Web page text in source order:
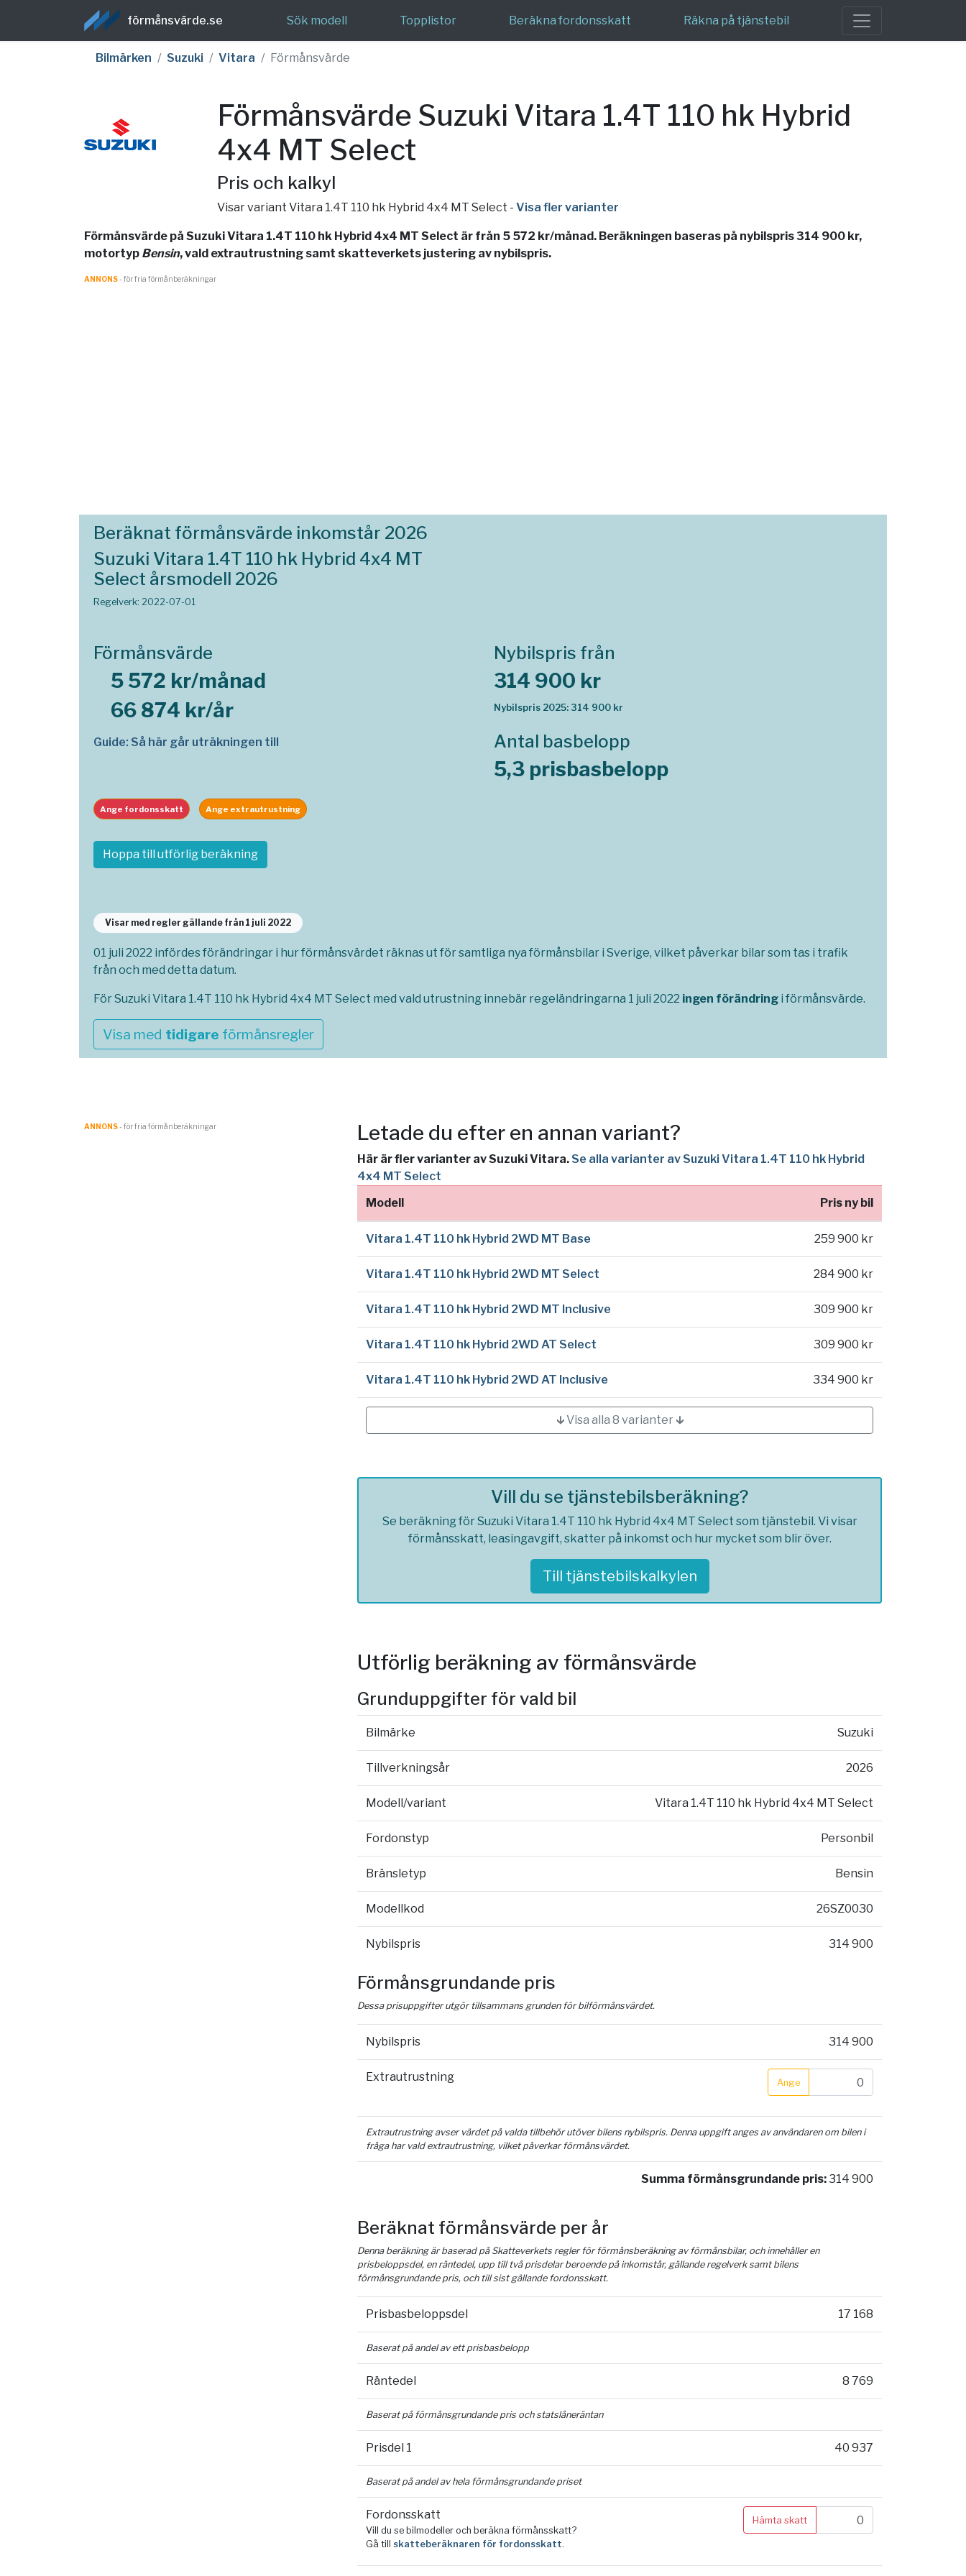
förmånsvärde.se Sök modell Topplistor Beräkna fordonsskatt Räkna på tjänstebil
Bilmärken Suzuki Vitara Förmånsvärde
Förmånsvärde Suzuki Vitara 1.4T 110 hk Hybrid
4x4 MT Select
Pris och kalkyl
Visar variant Vitara 1.4T 110 hk Hybrid 4x4 MT Select - Visa fler varianter
Förmånsvärde på Suzuki Vitara 1.4T 110 hk Hybrid 4x4 MT Select är från 5 572 kr/månad. Beräkningen baseras på nybilspris 314 900 kr,
motortyp Bensin, vald extrautrustning samt skatteverkets justering av nybilspris.
ANNONS- för fria förmånberäkningar
Beräknat förmånsvärde inkomstår 2026
Suzuki Vitara 1.4T 110 hk Hybrid 4x4 MT
Select årsmodell 2026
Regelverk: 2022-07-01
Förmånsvärde
5 572 kr/månad
66 874 kr/år
Guide: Så här går uträkningen till
Nybilspris från
314 900 kr
Nybilspris 2025: 314 900 kr
Antal basbelopp
5,3 prisbasbelopp
Ange fordonsskatt Ange extrautrustning
Hoppa till utförlig beräkning
Visar med regler gällande från 1 juli 2022
01 juli 2022 infördes förändringar i hur förmånsvärdet räknas ut för samtliga nya förmånsbilar i Sverige, vilket påverkar bilar som tas i trafik
från och med detta datum.
För Suzuki Vitara 1.4T 110 hk Hybrid 4x4 MT Select med vald utrustning innebär regeländringarna 1 juli 2022 ingen förändring i förmånsvärde.
Visa med tidigare förmånsregler
ANNONS- för fria förmånberäkningar Letade du efter en annan variant?
Här är fler varianter av Suzuki Vitara. Se alla varianter av Suzuki Vitara 1.4T 110 hk Hybrid
4x4 MT Select
Modell
Pris ny bil
Vitara 1.4T 110 hk Hybrid 2WD MT Base 259 900 kr
Vitara 1.4T 110 hk Hybrid 2WD MT Select 284 900 kr
Vitara 1.4T 110 hk Hybrid 2WD MT Inclusive 309 900 kr
Vitara 1.4T 110 hk Hybrid 2WD AT Select 309 900 kr
Vitara 1.4T 110 hk Hybrid 2WD AT Inclusive 334 900 kr
🡳 Visa alla 8 varianter 🡳
Vill du se tjänstebilsberäkning?
Se beräkning för Suzuki Vitara 1.4T 110 hk Hybrid 4x4 MT Select som tjänstebil. Vi visar
förmånsskatt, leasingavgift, skatter på inkomst och hur mycket som blir över.
Till tjänstebilskalkylen
Utförlig beräkning av förmånsvärde
Grunduppgifter för vald bil
Bilmärke Suzuki
Tillverkningsår 2026
Modell/variant Vitara 1.4T 110 hk Hybrid 4x4 MT Select
Fordonstyp Personbil
Bränsletyp Bensin
Modellkod 26SZ0030
Nybilspris 314 900
Förmånsgrundande pris
Dessa prisuppgifter utgör tillsammans grunden för bilförmånsvärdet.
Nybilspris 314 900
Extrautrustning Ange
Extrautrustning avser värdet på valda tillbehör utöver bilens nybilspris. Denna uppgift anges av användaren om bilen i
fråga har vald extrautrustning, vilket påverkar förmånsvärdet.
Summa förmånsgrundande pris:314 900
Beräknat förmånsvärde per år
Denna beräkning är baserad på Skatteverkets regler för förmånsberäkning av förmånsbilar, och innehåller en
prisbeloppsdel, en räntedel, upp till två prisdelar beroende på inkomstår, gällande regelverk samt bilens
förmånsgrundande pris, och till sist gällande fordonsskatt.
Prisbasbeloppsdel 17 168
Baserat på andel av ett prisbasbelopp
Räntedel 8 769
Baserat på förmånsgrundande pris och statslåneräntan
Prisdel 1 40 937
Baserat på andel av hela förmånsgrundande priset
Fordonsskatt
Vill du se bilmodeller och beräkna förmånsskatt?
Gå till skatteberäknaren för fordonsskatt.
Hämta skatt